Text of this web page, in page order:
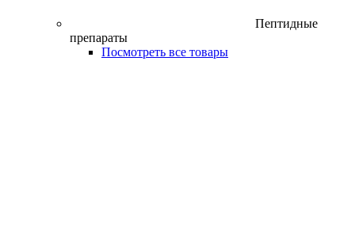
Пептидные
препараты
Посмотреть все товары